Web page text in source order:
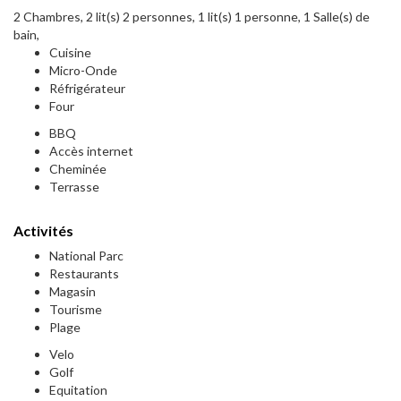
2 Chambres, 2 lit(s) 2 personnes, 1 lit(s) 1 personne, 1 Salle(s) de
bain,
Cuisine
Micro-Onde
Réfrigérateur
Four
BBQ
Accès internet
Cheminée
Terrasse
Activités
National Parc
Restaurants
Magasin
Tourisme
Plage
Velo
Golf
Equitation